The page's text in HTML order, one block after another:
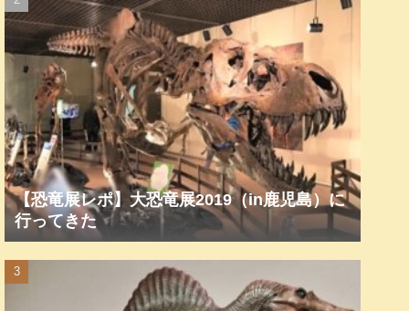
【恐竜展レポ】大恐竜展2019（in鹿児島）に
行ってきた